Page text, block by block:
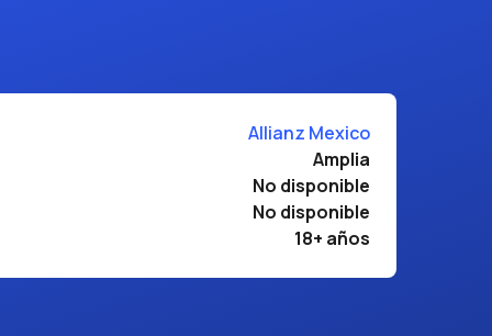
Allianz Mexico
Amplia
No disponible
No disponible
18+ años